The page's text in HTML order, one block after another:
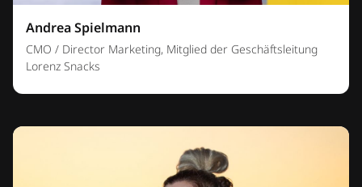
Andrea Spielmann
CMO / Director Marketing, Mitglied der Geschäftsleitung
Lorenz Snacks